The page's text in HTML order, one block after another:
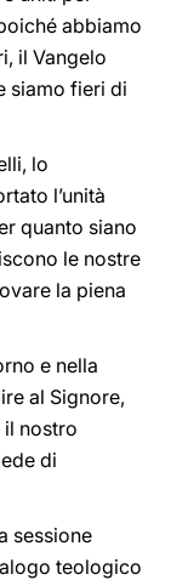
abbiamo
il Vangelo
siamo fieri di
lo
l’unità
quanto siano
le nostre
la piena
e nella
al Signore,
nostro
di
sessione
teologico